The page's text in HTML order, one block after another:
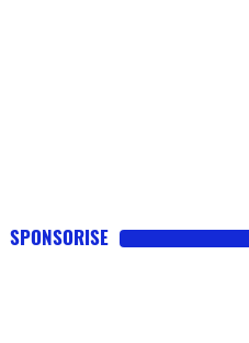
SPONSORISE